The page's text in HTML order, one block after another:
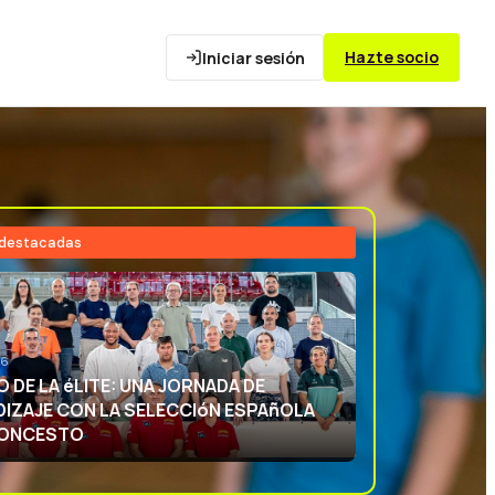
Iniciar sesión Hazte socio
DEPORTIVA: APRENDIENDO CON
ESPAñOLA DE BALONCESTO